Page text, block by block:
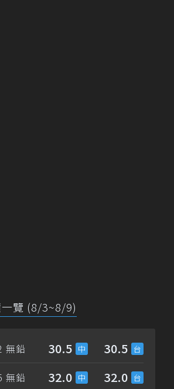
覽 (8/3~8/9)
無鉛 30.5 30.5
無鉛 32.0 32.0